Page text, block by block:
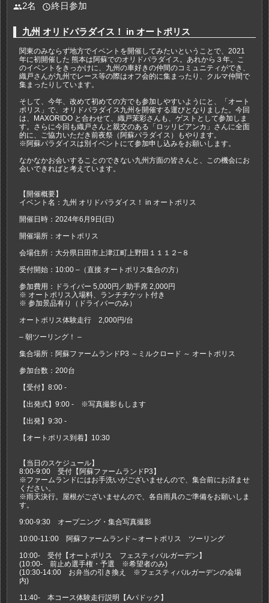
people2名 access_time終日参加
九州 オリドパラダイス！ in オートポリス
関東のみならず地方でイベントを開催してみたいということで、2021
年に初開催した 熊本は阿蘇でのオリドパラダイス。あれから３年。こ
のイベントをきっかけに、九州の車好きの仲間のコミュニティができ、
織戸さんが九州でレース等の際はオフ会的に集まったり、クルマ仲間で
集まったりしています。
そして、今年、改めて初めての方でも参加しやすいようにと、「オート
ポリス」で、オリドパラダイス九州を開催する運びとなりました。今回
は、MAXORIDO と合わせて、織戸茉彩さんも、ゲストとして参加しま
す。さらに今回も織戸さんと親交のある「ロッリビアンカ」さんに全面
的に、ご協力いただき前夜祭（阿蘇パラダイス）もやります。
※阿蘇パラダイスは別イベントにて参加申し込みをお願いします。
なかなかお会いすることのできない九州方面の皆さんと、この機会にお
会いできればと考えています。
【開催概要】
イベント名：九州 オリドパラダイス！ in オートポリス
開催日時：2024年6月9日(日)
開催場所：オートポリス
会場住所：大分県日田市上津江町上野田１１１２−８
受付開始：10:00 –（直接 オートポリス集合の方）
参加費用：ドライバー 5,000円／助手席 2,000円
※ オートポリス入場料、ランチチケット付き
※ 参加景品有り（ドライバーのみ）
オートポリス体験走行 2,000円/台
– 朝ツーリング！ –
集合場所：阿蘇ファームランドP3 ～ミルクロード ～ オートポリス
参加台数：200台
【受付】8:00 -
【出発式】9:00 - ※写真撮影もします
【出発】9:30 -
【オートポリス到着】10:30
【当日のスケジュール】
8:00-9:00 受付【阿蘇ファームランドP3】
※ファームランドにはお手洗いがございませんので、集合前にお済ませ
ください。
※雨天決行。屋根がございませんので、各自雨具のご準備をお願いしま
す。
9:00-9:30 オープニング・集合写真撮影
10:00-11:00 阿蘇ファームランド～オートポリス ツーリング
10:00- 受付【オートポリス フェスティバルガーデン】
(10:00- 前止め選手権・予選 ※希望者のみ)
(10:30-14:00 お弁当の引き換え ※フェスティバルガーデンの会場
内)
11:40- 本コース体験走行説明【Aパドック】